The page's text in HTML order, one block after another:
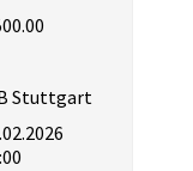
Stuttgart